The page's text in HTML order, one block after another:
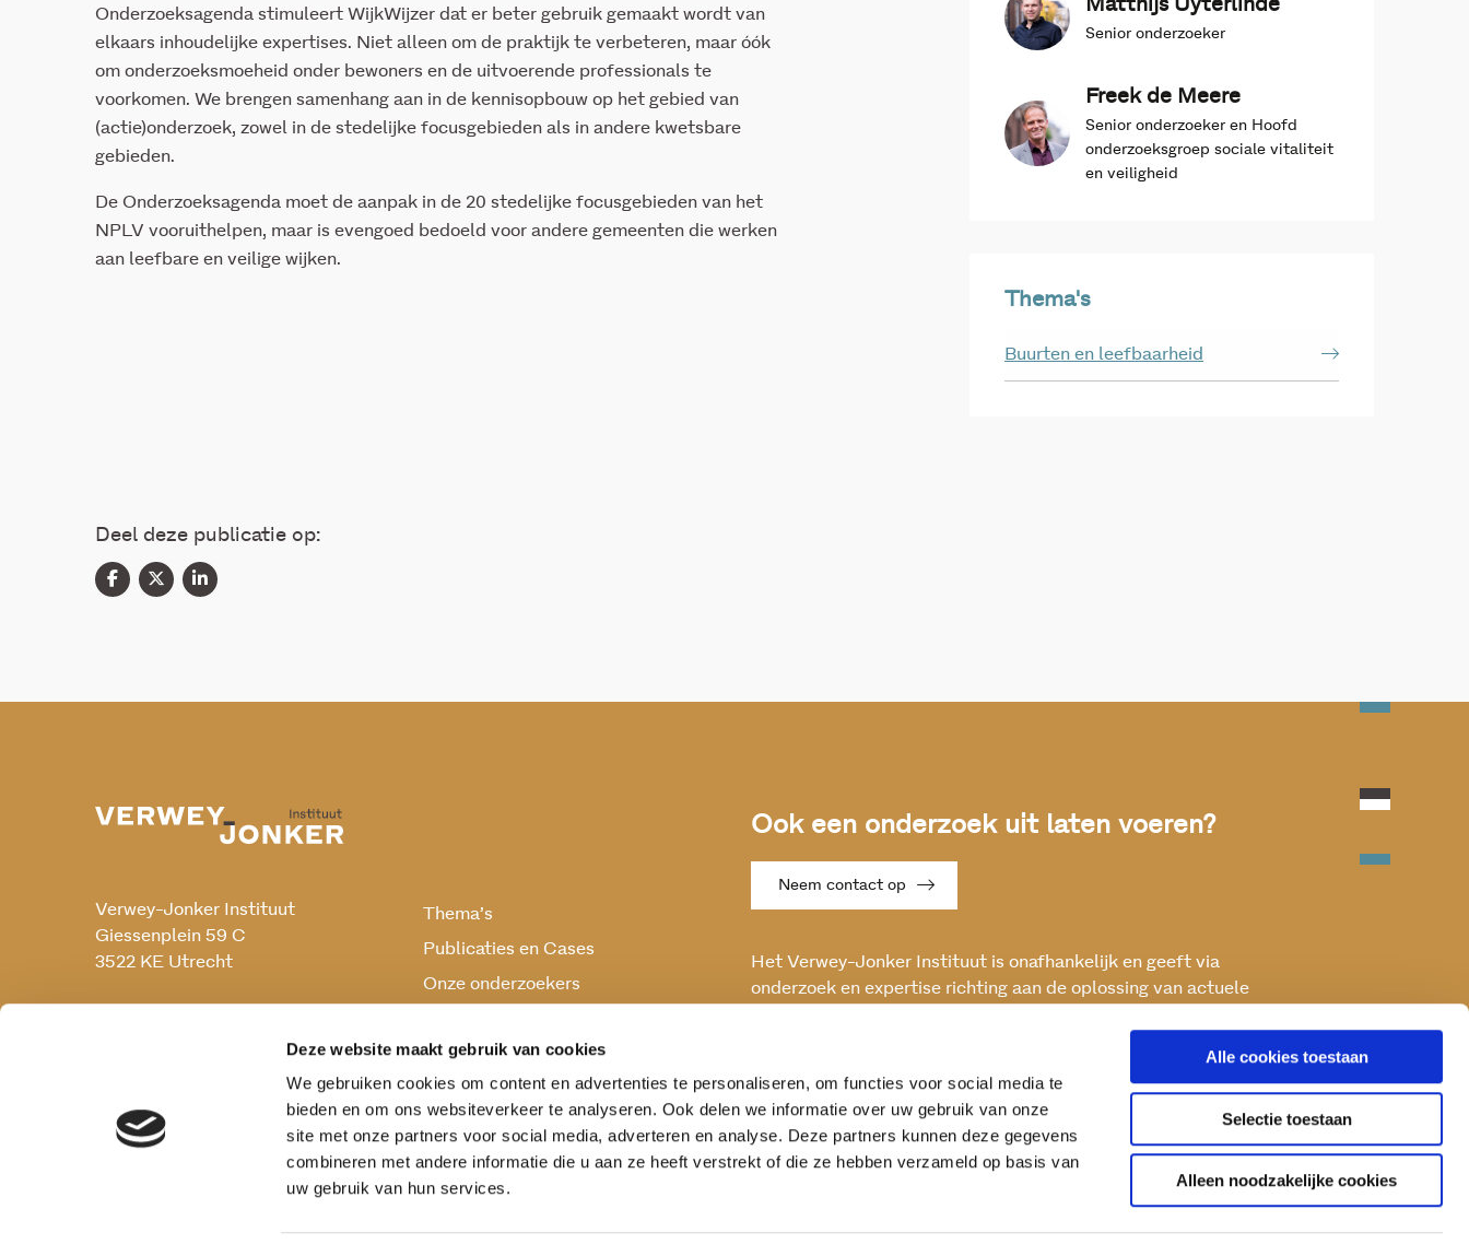
Deze website maakt gebruik van cookies
We gebruiken cookies om content en advertenties te personaliseren, om functies voor social media te
bieden en om ons websiteverkeer te analyseren. Ook delen we informatie over uw gebruik van onze
site met onze partners voor social media, adverteren en analyse. Deze partners kunnen deze gegevens
combineren met andere informatie die u aan ze heeft verstrekt of die ze hebben verzameld op basis van
uw gebruik van hun services.
Alle cookies toestaan
Selectie toestaan
Alleen noodzakelijke cookies
Onderzoeksagenda stimuleert WijkWijzer dat er beter gebruik gemaakt wordt van
elkaars inhoudelijke expertises. Niet alleen om de praktijk te verbeteren, maar óók
om onderzoeksmoeheid onder bewoners en de uitvoerende professionals te
voorkomen. We brengen samenhang aan in de kennisopbouw op het gebied van
(actie)onderzoek, zowel in de stedelijke focusgebieden als in andere kwetsbare
gebieden.
De Onderzoeksagenda moet de aanpak in de 20 stedelijke focusgebieden van het
NPLV vooruithelpen, maar is evengoed bedoeld voor andere gemeenten die werken
aan leefbare en veilige wijken.
Matthijs Uyterlinde
Senior onderzoeker
Freek de Meere
Senior onderzoeker en Hoofd
onderzoeksgroep sociale vitaliteit
en veiligheid
Thema's
Buurten en leefbaarheid
Deel deze publicatie op:
Verwey-Jonker Instituut
Giessenplein 59 C
3522 KE Utrecht
Thema’s
Publicaties en Cases
Onze onderzoekers
Ook een onderzoek uit laten voeren?
Neem contact op
Het Verwey-Jonker Instituut is onafhankelijk en geeft via
onderzoek en expertise richting aan de oplossing van actuele